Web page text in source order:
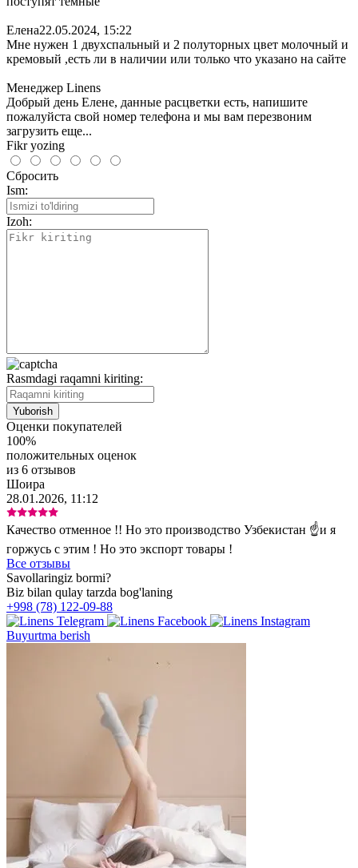
Елена22.05.2024, 15:22
Мне нужен 1 двухспальный и 2 полуторных цвет молочный и
кремовый ,есть ли в наличии или только что указано на сайте
Менеджер Linens
Добрый день Елене, данные расцветки есть, напишите
пожалуйста свой номер телефона и мы вам перезвоним
загрузить еще...
Fikr yozing
Сбросить
Ism:
Izoh:
Rasmdagi raqamni kiriting:
Оценки покупателей
100%
положительных оценок
из 6 отзывов
Шоира
28.01.2026, 11:12
Качество отменное !! Но это производство Узбекистан ☝️и я
горжусь с этим ! Но это экспорт товары !
Все отзывы
Savollaringiz bormi?
Biz bilan qulay tarzda bog'laning
+998 (78) 122-09-88
Buyurtma berish